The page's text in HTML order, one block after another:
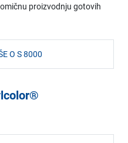
proizvodnju gotovih
O S 8000